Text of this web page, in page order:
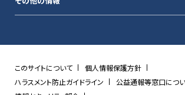
このサイトについて
個人情報保護方針
ハラスメント防止ガイドライン
公益通報等窓口につ